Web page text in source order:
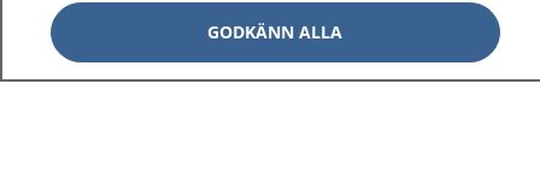
1177 på flera språk Visa
Visa
GODKÄNN ALLA